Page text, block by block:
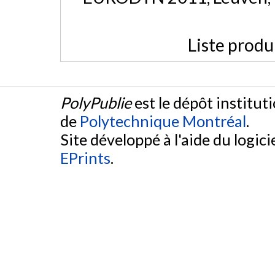
Liste
PolyPublieest le dépôt
de Polytechnique Montréal.
Site développé à l'aide du
EPrints.